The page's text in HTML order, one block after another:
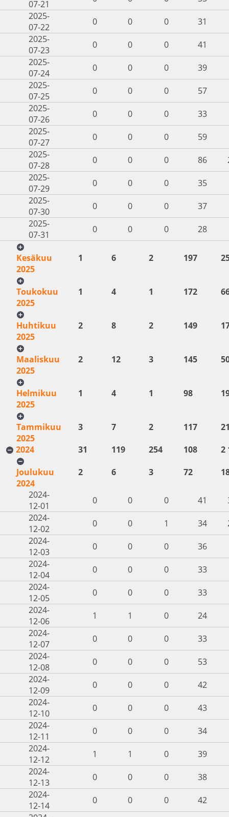
07-21
2025-
07-22
0 0 0
31
2025-
07-23
0 0 0
41
2025-
07-24
0 0 0
39
2025-
07-25
0 0 0
57
2025-
07-26
0 0 0
33
2025-
07-27
0 0 0
59
2025-
07-28
0 0 0 86
2025-
07-29
0 0 0
35
2025-
07-30
0 0 0
37
2025-
07-31
0 0 0 28
Kesäkuu
2025
1 6 2 197
Toukokuu
2025
1 4 1 172
Huhtikuu
2025
2 8 2 149
Maaliskuu
2025
2 12 3 145
Helmikuu
2025
1 4 1 98
Tammikuu
2025
3 7 2 117
2024
31 119 254 108
2
Joulukuu
2024
2 6 3 72
2024-
12-01
0 0 0 41
2024-
12-02
0 0 1 34
2024-
12-03
0 0 0
36
2024-
12-04
0 0 0
33
2024-
12-05
0 0 0
33
2024-
12-06
1 1 0
24
2024-
12-07
0 0 0
33
2024-
12-08
0 0 0
53
2024-
12-09
0 0 0
42
2024-
12-10
0 0 0
43
2024-
12-11
0 0 0
34
2024-
12-12
1 1 0
39
2024-
12-13
0 0 0
38
2024-
12-14
0 0 0
42